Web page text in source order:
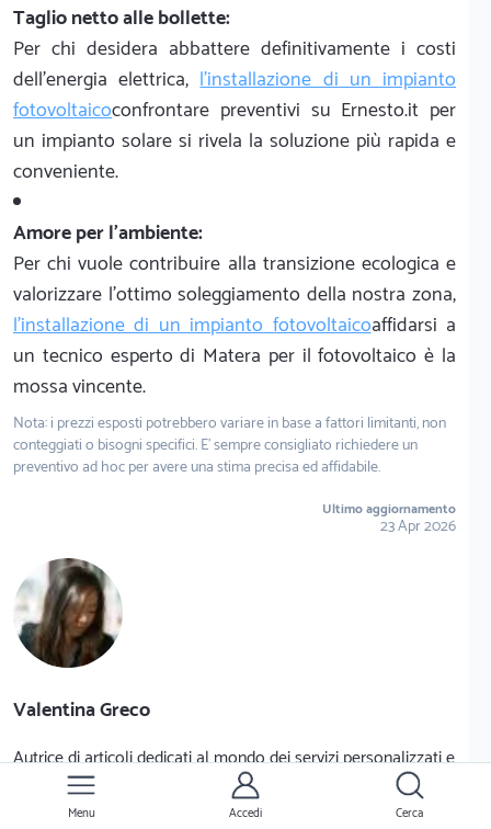
Taglio netto alle bollette:
Per chi desidera abbattere definitivamente i costi
dell'energia elettrica,l'installazione di un impianto
fotovoltaicoconfrontare preventivi su Ernesto.it per
un impianto solare si rivela la soluzione più rapida e
conveniente.
Amore per l'ambiente:
Per chi vuole contribuire alla transizione ecologica e
valorizzare l'ottimo soleggiamento della nostra zona,
l'installazione di un impianto fotovoltaicoaffidarsi a
un tecnico esperto di Matera per il fotovoltaico è la
mossa vincente.
Nota: i prezzi esposti potrebbero variare in base a fattori limitanti, non
conteggiati o bisogni specifici. E' sempre consigliato richiedere un
preventivo ad hoc per avere una stima precisa ed affidabile.
Ultimo aggiornamento
23 Apr 2026
Valentina Greco
Autrice di articoli dedicati al mondo dei servizi personalizzati e
della relazione tra utenti e fornitori.
Menu Accedi Cerca